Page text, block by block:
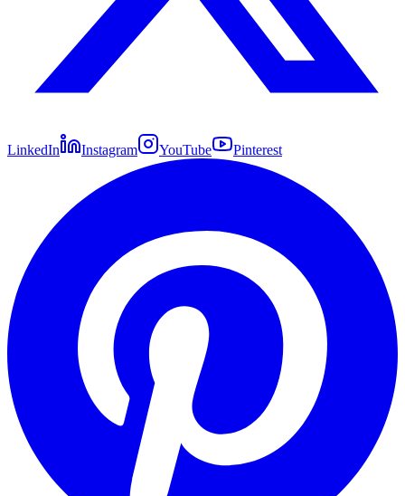
LinkedIn Instagram YouTube Pinterest